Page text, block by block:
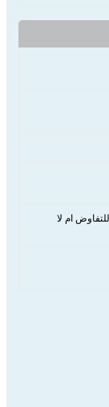
ام لا